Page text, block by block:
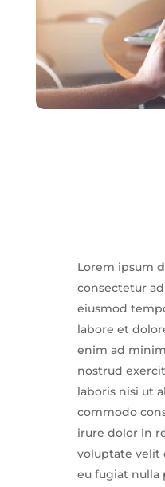
Lorem ipsum
consectetur
eiusmod
labore et
enim ad
nostrud
laboris nisi ut
commodo
irure dolor in
voluptate velit
eu fugiat nulla